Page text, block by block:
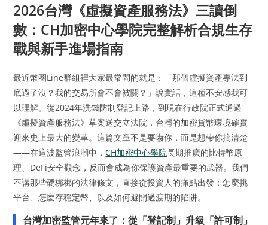
2026台灣《虛擬資產服務法》三讀倒
數：CH加密中心學院完整解析合規生存
戰與新手進場指南
最近幣圈Line群組裡大家最常問的就是：「那個虛擬資產專法到
底過了沒？我的交易所會不會被關？」說實話，這種不安感我可
以理解。從2024年洗錢防制登記上路，到現在行政院正式通過
《虛擬資產服務法》草案送交立法院，台灣的加密貨幣環境確實
迎來史上最大的變革。這篇文章不是要嚇你，而是想帶你搞清楚
——在這波監管浪潮中，CH加密中心學院長期推廣的比特幣原
理、DeFi安全觀念，反而會成為你保護資產最重要的武器。我們
不講那些硬梆梆的法律條文，直接從投資人的痛點出發：怎麼挑
平台、怎麼存穩定幣、以及如何避開過渡期的陷阱。
台灣加密監管元年來了：從「登記制」升級「許可制」